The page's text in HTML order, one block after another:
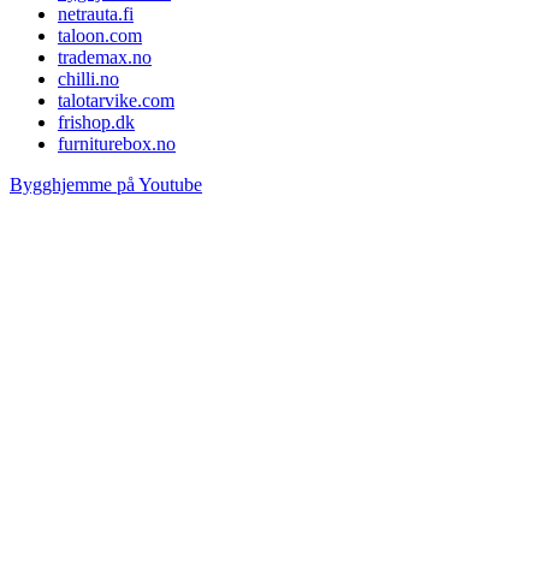
netrauta.fi
taloon.com
trademax.no
chilli.no
talotarvike.com
frishop.dk
furniturebox.no
Bygghjemme på Youtube